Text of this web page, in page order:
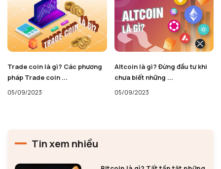
Trade coin là gì? Các phương
pháp Trade coin ...
05/09/2023
Altcoin là gì? Đừng đầu tư khi
chưa biết những ...
05/09/2023
Tin xem nhiều